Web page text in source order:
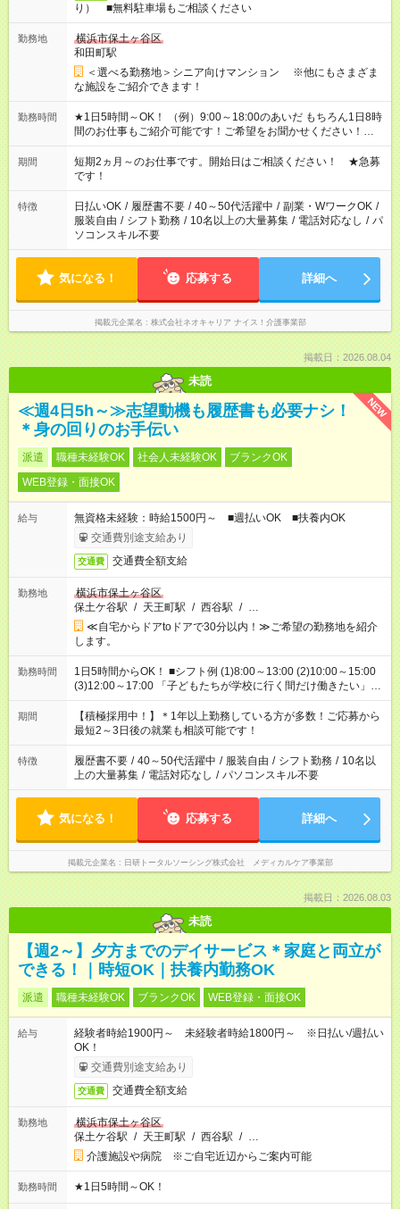
り） ■無料駐車場もご相談ください
勤務地
横浜市保土ヶ谷区
和田町駅
＜選べる勤務地＞シニア向けマンション ※他にもさまざま
な施設をご紹介できます！
勤務時間
★1日5時間～OK！ （例）9:00～18:00のあいだ もちろん1日8時
間のお仕事もご紹介可能です！ご希望をお聞かせください！★家
庭の都合でお休みが必要な場合も遠慮なくご相談ください。 ※
週最低15時間以上の勤務が必要です
期間
短期2ヵ月～のお仕事です。開始日はご相談ください！ ★急募
です！
特徴 日払いOK / 履歴書不要 / 40～50代活躍中 / 副業・WワークOK /
服装自由 / シフト勤務 / 10名以上の大量募集 / 電話対応なし / パ
ソコンスキル不要
気になる！ 応募する 詳細へ
掲載元企業名 株式会社ネオキャリア ナイス！介護事業部
掲載日：2026.08.04
未読
NEW
≪週4日5h～≫志望動機も履歴書も必要ナシ！
＊身の回りのお手伝い
派遣 職種未経験OK 社会人未経験OK
ブランクOK
WEB登録・面接OK
給与
無資格未経験：時給1500円～ ■週払いOK ■扶養内OK
交通費別途支給あり
交通費 交通費全額支給
勤務地
横浜市保土ヶ谷区
保土ケ谷駅 / 天王町駅 / 西谷駅 / …
≪自宅からドアtoドアで30分以内！≫ご希望の勤務地を紹介
します。
勤務時間
1日5時間からOK！ ■シフト例 (1)8:00～13:00 (2)10:00～15:00
(3)12:00～17:00 「子どもたちが学校に行く間だけ働きたい」
「余裕を持って夕飯の準備がしたい」 「午前中は働いて、午後
はプライベートの時間にしたい」 など、ご希望を教えてくださ
いね。 ※Wワーク希望の方へ 今ご覧のお仕事で希望する勤務時
間と、もう1つのお仕事の勤務時間。 合計で週40時間を超える
場合は応募できません。
期間
【積極採用中！】＊1年以上勤務している方が多数！ご応募から
最短2～3日後の就業も相談可能です！
特徴 履歴書不要 / 40～50代活躍中 / 服装自由 / シフト勤務 / 10名以
上の大量募集 / 電話対応なし / パソコンスキル不要
気になる！ 応募する 詳細へ
掲載元企業名 日研トータルソーシング株式会社 メディカルケア事業部
掲載日：2026.08.03
未読
【週2～】夕方までのデイサービス＊家庭と両立が
できる！｜時短OK｜扶養内勤務OK
派遣 職種未経験OK ブランクOK WEB登録・面接OK
給与
経験者時給1900円～ 未経験者時給1800円～ ※日払い/週払い
OK！
交通費別途支給あり
交通費 交通費全額支給
勤務地
横浜市保土ヶ谷区
保土ケ谷駅 / 天王町駅 / 西谷駅 / …
介護施設や病院 ※ご自宅近辺からご案内可能
勤務時間 ★1日5時間～OK！